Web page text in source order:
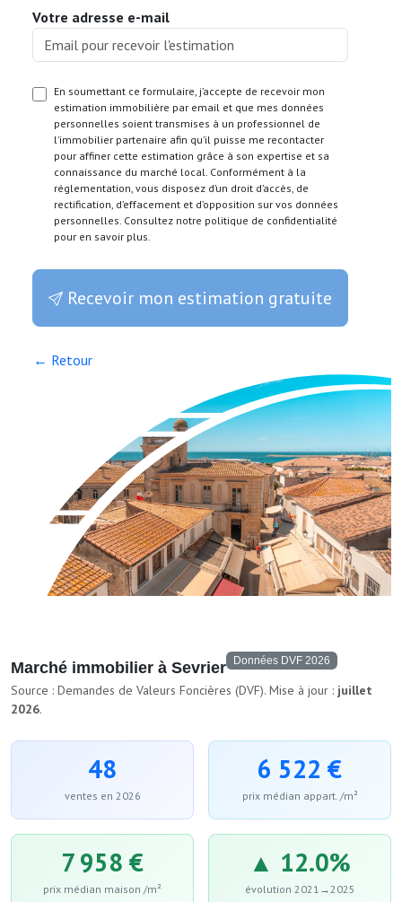
Votre adresse e-mail
En soumettant ce formulaire, j’accepte de recevoir mon
estimation immobilière par email et que mes données
personnelles soient transmises à un professionnel de
l’immobilier partenaire afin qu’il puisse me recontacter
pour affiner cette estimation grâce à son expertise et sa
connaissance du marché local. Conformément à la
réglementation, vous disposez d’un droit d’accès, de
rectification, d’effacement et d’opposition sur vos données
personnelles. Consultez notre politique de confidentialité
pour en savoir plus.
Recevoir mon estimation gratuite
← Retour
Marché immobilier à Sevrier Données DVF 2026
Source : Demandes de Valeurs Foncières (DVF). Mise à jour : juillet
2026.
48
ventes en 2026
6 522 €
prix médian appart. /m²
7 958 €
prix médian maison /m²
▲ 12.0%
évolution 2021→2025